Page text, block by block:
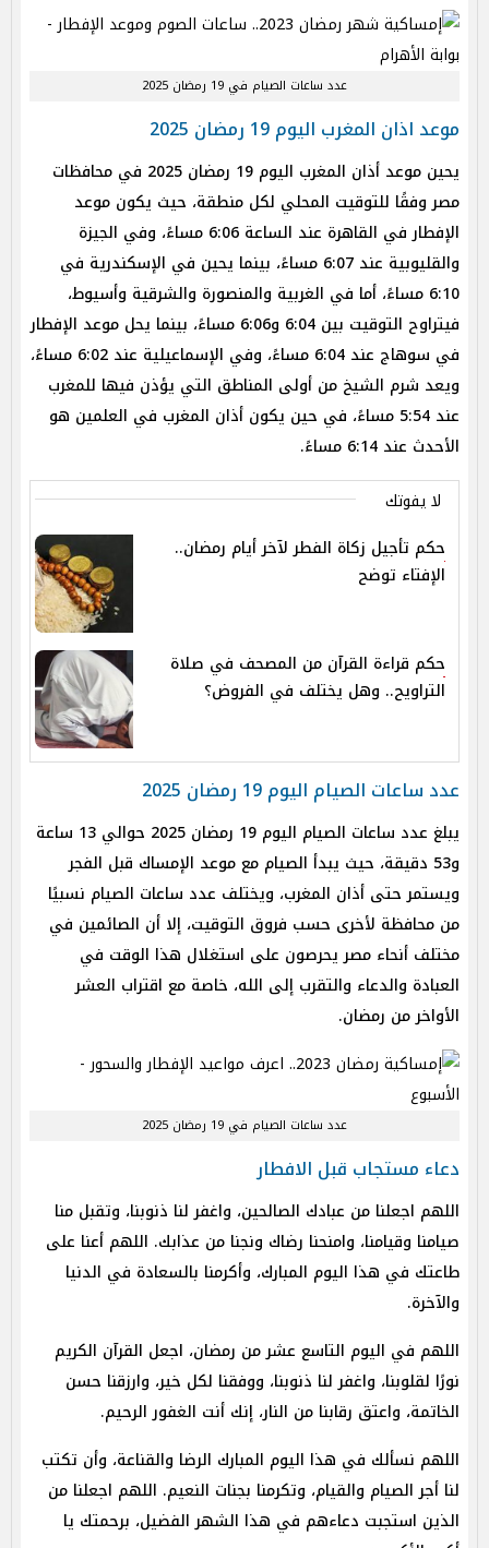
عدد ساعات الصيام في 19 رمضان 2025
موعد اذان المغرب اليوم 19 رمضان 2025
يحين موعد أذان المغرب اليوم 19 رمضان 2025 في محافظات
مصر وفقًا للتوقيت المحلي لكل منطقة، حيث يكون موعد
الإفطار في القاهرة عند الساعة 6:06 مساءً، وفي الجيزة
والقليوبية عند 6:07 مساءً، بينما يحين في الإسكندرية في
6:10 مساءً، أما في الغربية والمنصورة والشرقية وأسيوط،
فيتراوح التوقيت بين 6:04 و6:06 مساءً، بينما يحل موعد الإفطار
في سوهاج عند 6:04 مساءً، وفي الإسماعيلية عند 6:02 مساءً،
ويعد شرم الشيخ من أولى المناطق التي يؤذن فيها للمغرب
عند 5:54 مساءً، في حين يكون أذان المغرب في العلمين هو
الأحدث عند 6:14 مساءً.
لا يفوتك
حكم تأجيل زكاة الفطر لآخر أيام رمضان..
الإفتاء توضح
حكم قراءة القرآن من المصحف في صلاة
التراويح.. وهل يختلف في الفروض؟
عدد ساعات الصيام اليوم 19 رمضان 2025
يبلغ عدد ساعات الصيام اليوم 19 رمضان 2025 حوالي 13 ساعة
و53 دقيقة، حيث يبدأ الصيام مع موعد الإمساك قبل الفجر
ويستمر حتى أذان المغرب، ويختلف عدد ساعات الصيام نسبيًا
من محافظة لأخرى حسب فروق التوقيت، إلا أن الصائمين في
مختلف أنحاء مصر يحرصون على استغلال هذا الوقت في
العبادة والدعاء والتقرب إلى الله، خاصة مع اقتراب العشر
الأواخر من رمضان.
عدد ساعات الصيام في 19 رمضان 2025
دعاء مستجاب قبل الافطار
اللهم اجعلنا من عبادك الصالحين، واغفر لنا ذنوبنا، وتقبل منا
صيامنا وقيامنا، وامنحنا رضاك ونجنا من عذابك. اللهم أعنا على
طاعتك في هذا اليوم المبارك، وأكرمنا بالسعادة في الدنيا
والآخرة.
اللهم في اليوم التاسع عشر من رمضان، اجعل القرآن الكريم
نورًا لقلوبنا، واغفر لنا ذنوبنا، ووفقنا لكل خير، وارزقنا حسن
الخاتمة، واعتق رقابنا من النار، إنك أنت الغفور الرحيم.
اللهم نسألك في هذا اليوم المبارك الرضا والقناعة، وأن تكتب
لنا أجر الصيام والقيام، وتكرمنا بجنات النعيم. اللهم اجعلنا من
الذين استجبت دعاءهم في هذا الشهر الفضيل، برحمتك يا